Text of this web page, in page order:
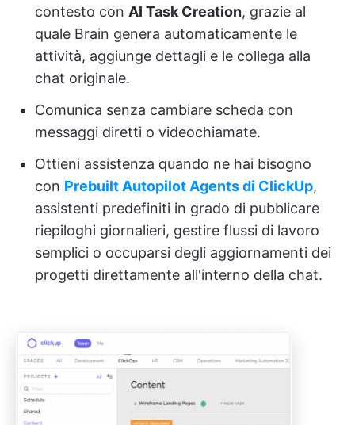
contesto con AI Task Creation, grazie al
quale Brain genera automaticamente le
attività, aggiunge dettagli e le collega alla
chat originale.
Comunica senza cambiare scheda con
messaggi diretti o videochiamate.
Ottieni assistenza quando ne hai bisogno
con Prebuilt Autopilot Agents di ClickUp,
assistenti predefiniti in grado di pubblicare
riepiloghi giornalieri, gestire flussi di lavoro
semplici o occuparsi degli aggiornamenti dei
progetti direttamente all'interno della chat.